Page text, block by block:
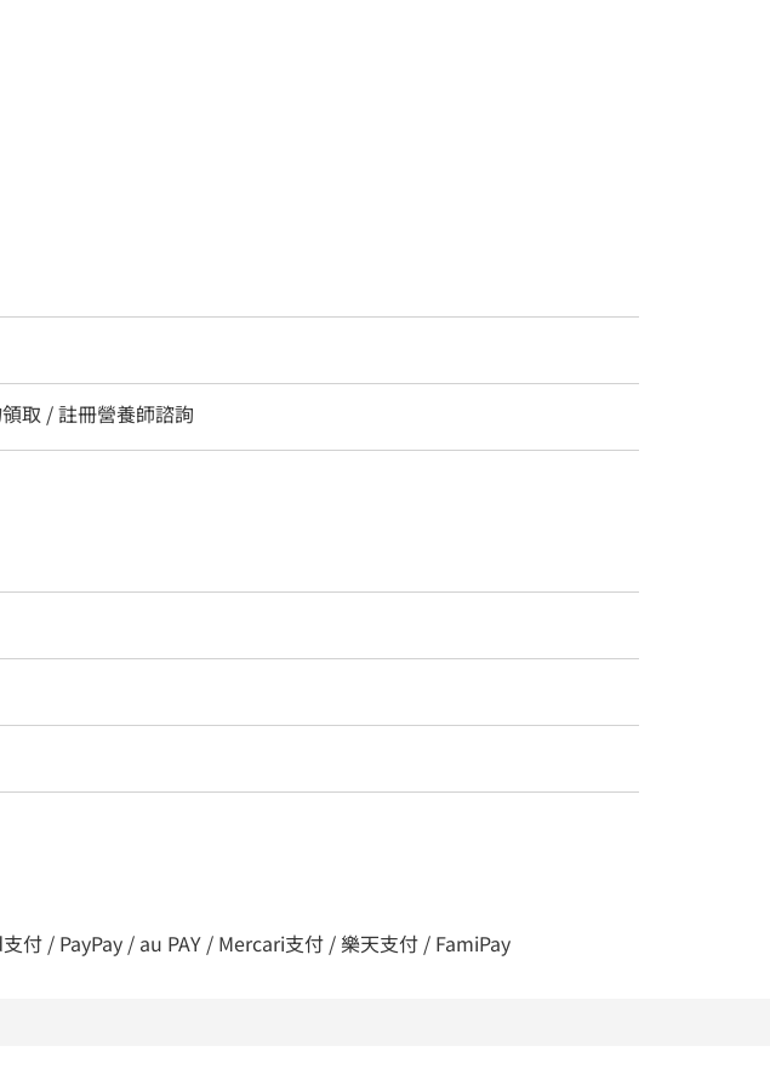
取 / 註冊營養師諮詢
付 / PayPay / au PAY / Mercari支付 / 樂天支付 / FamiPay